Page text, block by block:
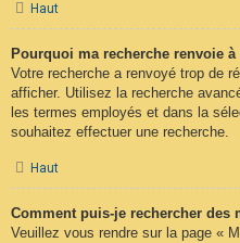
Haut
Pourquoi ma recherche renvoie
Votre recherche a renvoyé trop de
afficher. Utilisez la recherche
les termes employés et dans la
souhaitez effectuer une recherche.
Haut
Comment puis-je rechercher des
Veuillez vous rendre sur la page «